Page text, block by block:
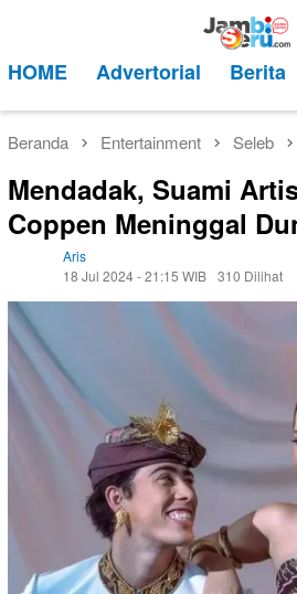
kontenMobile
HOME Advertorial Berita
Beranda Entertainment Seleb
Mendadak, Suami
Coppen Meninggal
Aris
18 Jul 2024 - 21:15 WIB 310 Dilihat